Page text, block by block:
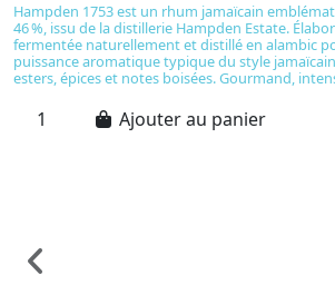
Hampden 1753 est un rhum jamaïcain
46 %, issu de la distillerie Hampden Estate.
fermentée naturellement et distillé en alambic
puissance aromatique typique du style
esters, épices et notes boisées. Gourmand,
Ajouter au panier